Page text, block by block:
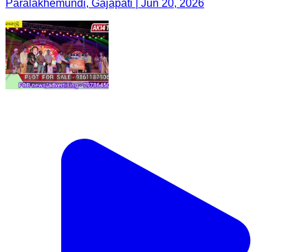
Paralakhemundi, Gajapati | Jun 20, 2026